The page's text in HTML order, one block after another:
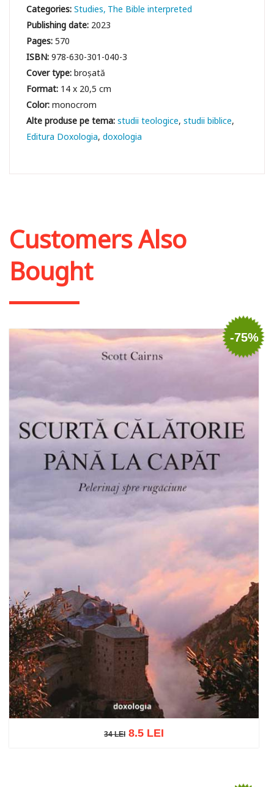
Categories:Studies The Bible interpreted
Publishing date: 2023
Pages:570
ISBN:978-630-301-040-3
Cover type:broșată
Format: 14 x 20,5 cm
Color:monocrom
studii teologice studii biblice
Editura Doxologia doxologia
Customers Also
Bought
-75%
34 LEI
34 LEI 8.5 LEI